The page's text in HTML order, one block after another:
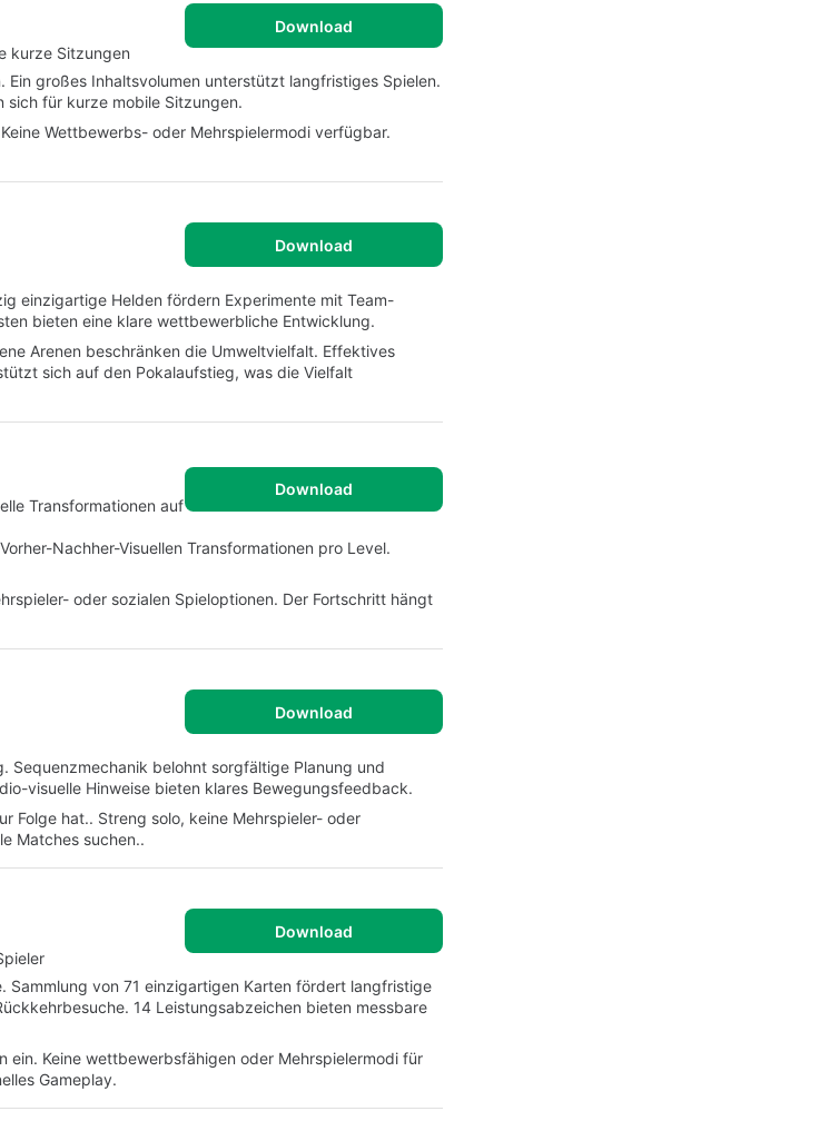
kurze Sitzungen
Download
großes Inhaltsvolumen unterstützt langfristiges Spielen.
sich für kurze mobile Sitzungen.
Wettbewerbs- oder Mehrspielermodi verfügbar.
Download
einzigartige Helden fördern Experimente mit Team-
bieten eine klare wettbewerbliche Entwicklung.
Arenen beschränken die Umweltvielfalt. Effektives
sich auf den Pokalaufstieg, was die Vielfalt
Transformationen auf
Download
Nachher-Visuellen Transformationen pro Level.
oder sozialen Spieloptionen. Der Fortschritt hängt
Download
Sequenzmechanik belohnt sorgfältige Planung und
visuelle Hinweise bieten klares Bewegungsfeedback.
Folge hat.. Streng solo, keine Mehrspieler- oder
Matches suchen..
Download
von 71 einzigartigen Karten fördert langfristige
14 Leistungsabzeichen bieten messbare
Keine wettbewerbsfähigen oder Mehrspielermodi für
Gameplay.